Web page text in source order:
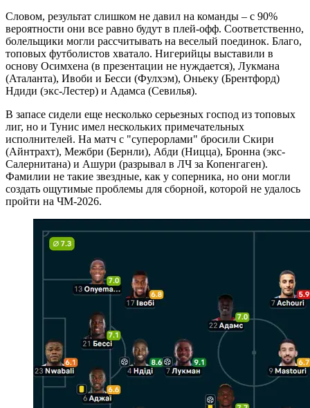
Словом, результат слишком не давил на команды – с 90%
вероятности они все равно будут в плей-офф. Соответственно,
болельщики могли рассчитывать на веселый поединок. Благо,
топовых футболистов хватало. Нигерийцы выставили в
основу Осимхена (в презентации не нуждается), Лукмана
(Аталанта), Ивоби и Бесси (Фулхэм), Оньеку (Брентфорд)
Ндиди (экс-Лестер) и Адамса (Севилья).
В запасе сидели еще несколько серьезных господ из топовых
лиг, но и Тунис имел нескольких примечательных
исполнителей. На матч с "суперорлами" бросили Скири
(Айнтрахт), Межбри (Бернли), Абди (Ницца), Бронна (экс-
Салернитана) и Ашури (разрывал в ЛЧ за Копенгаген).
Фамилии не такие звездные, как у соперника, но они могли
создать ощутимые проблемы для сборной, которой не удалось
пройти на ЧМ-2026.